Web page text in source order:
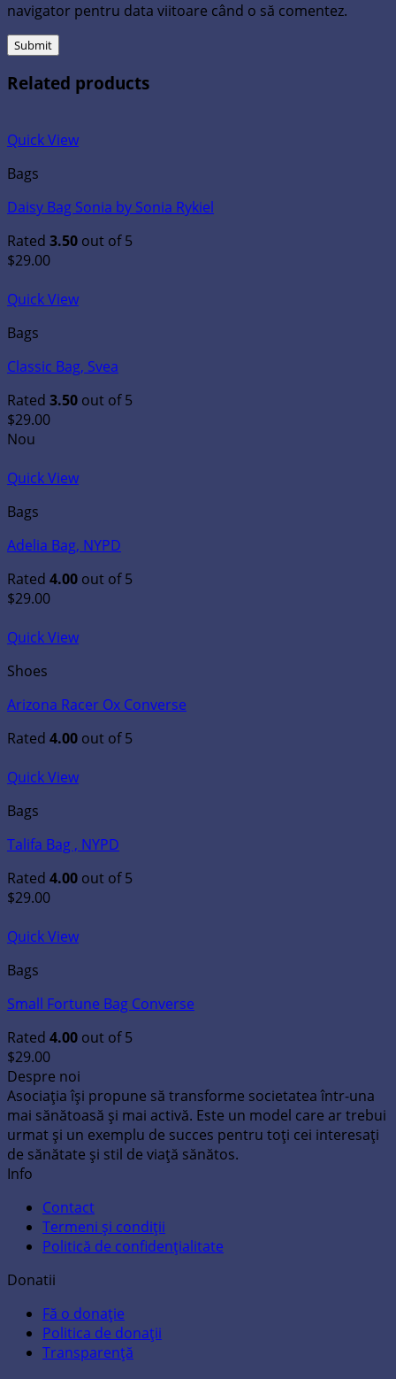
navigator pentru data viitoare când o să comentez.
Related products
Quick View
Bags
Daisy Bag Sonia by Sonia Rykiel
Rated 3.50 out of 5
$29.00
Quick View
Bags
Classic Bag, Svea
Rated 3.50 out of 5
$29.00
Nou
Quick View
Bags
Adelia Bag, NYPD
Rated 4.00 out of 5
$29.00
Quick View
Shoes
Arizona Racer Ox Converse
Rated 4.00 out of 5
Quick View
Bags
Talifa Bag , NYPD
Rated 4.00 out of 5
$29.00
Quick View
Bags
Small Fortune Bag Converse
Rated 4.00 out of 5
$29.00
Despre noi
Asociația își propune să transforme societatea într-una
mai sănătoasă și mai activă. Este un model care ar trebui
urmat și un exemplu de succes pentru toți cei interesați
de sănătate și stil de viață sănătos.
Info
Contact
Termeni și condiții
Politică de confidențialitate
Donatii
Fă o donație
Politica de donații
Transparență